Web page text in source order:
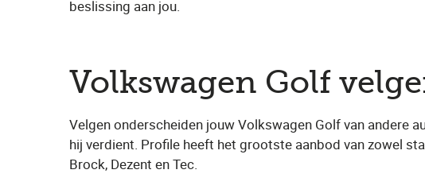
beslissing aan jou.
Volkswagen Golf
Velgen onderscheiden jouw Volkswagen Golf van andere
hij verdient. Profile heeft het grootste aanbod van zowel
Brock, Dezent en Tec.